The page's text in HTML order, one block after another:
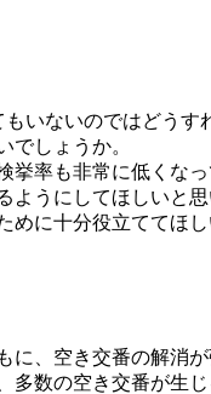
もいないのではどうす
しょうか。
率も非常に低くな
うにしてほしいと思
に十分役立ててほし
、空き交番の解消
数の空き交番が生じ